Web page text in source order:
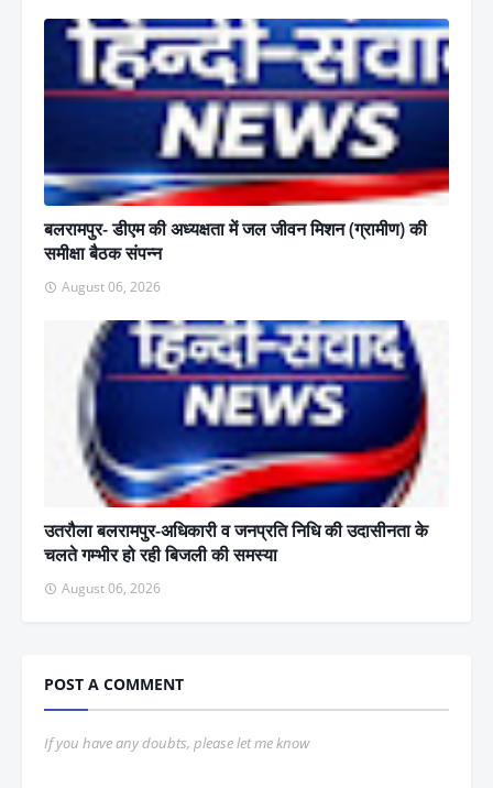
बलरामपुर- डीएम की अध्यक्षता में जल जीवन मिशन (ग्रामीण) की
समीक्षा बैठक संपन्न
August 06, 2026
उतरौला बलरामपुर-अधिकारी व जनप्रति निधि की उदासीनता के
चलते गम्भीर हो रही बिजली की समस्या
August 06, 2026
POST A COMMENT
If you have any doubts, please let me know